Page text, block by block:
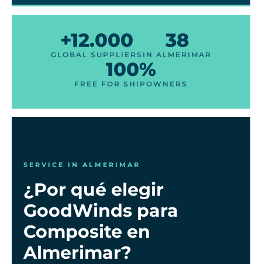
+12.000
GLOBAL SUPPLIERS
38
IN ALMERIMAR
100%
FREE FOR SHIPOWNERS
SERVICE IN ALMERIMAR
¿Por qué elegir
GoodWinds para
Composite en
Almerimar?